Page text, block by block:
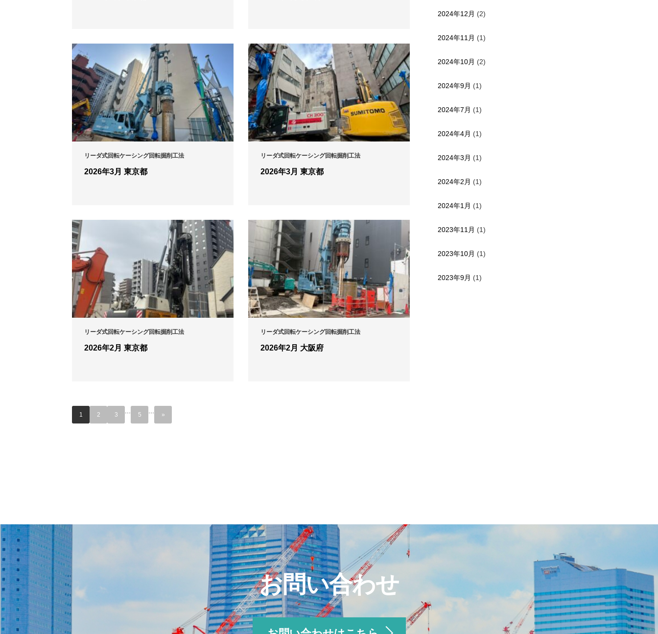
リーダ式回転ケーシング回転掘削工法
2026年3月 東京都
リーダ式回転ケーシング回転掘削工法
2026年3月 東京都
リーダ式回転ケーシング回転掘削工法
2026年2月 東京都
リーダ式回転ケーシング回転掘削工法
2026年2月 大阪府
1 2 3 5 »
2024年12月 (2)
2024年11月 (1)
2024年10月 (2)
2024年9月 (1)
2024年7月 (1)
2024年4月 (1)
2024年3月 (1)
2024年2月 (1)
2024年1月 (1)
2023年11月 (1)
2023年10月 (1)
2023年9月 (1)
お問い合わせ